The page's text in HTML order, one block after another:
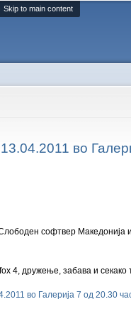
Skip to main content
во
софтвер Македонија и
4, дружење, забава и секако
во Галерија 7 од 20.30